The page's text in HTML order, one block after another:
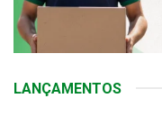
LANÇAMENTOS